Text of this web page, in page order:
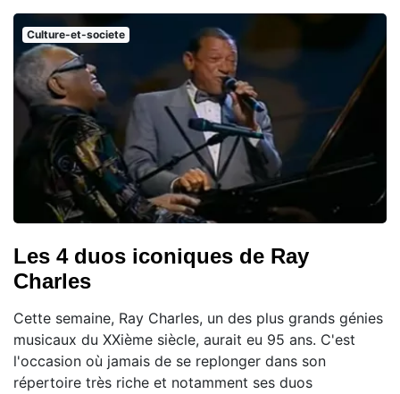
Culture-et-societe
Les 4 duos iconiques de Ray
Charles
Cette semaine, Ray Charles, un des plus grands génies
musicaux du XXième siècle, aurait eu 95 ans. C'est
l'occasion où jamais de se replonger dans son
répertoire très riche et notamment ses duos